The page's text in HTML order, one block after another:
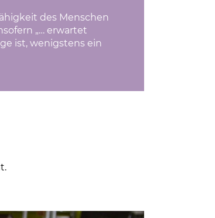
des Menschen
„… erwartet
ist, wenigstens ein